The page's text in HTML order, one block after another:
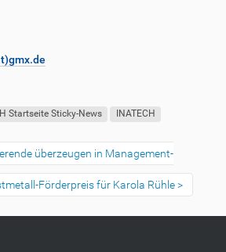
Startseite Sticky-News INATECH
überzeugen in Management-
Förderpreis für Karola Rühle